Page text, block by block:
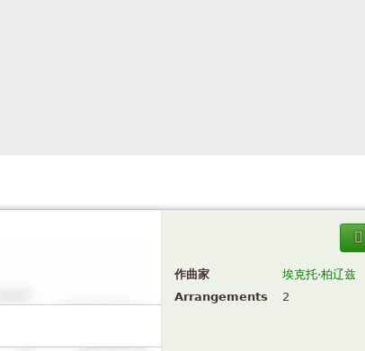
作曲家 埃克托·柏辽兹
Arrangements
2